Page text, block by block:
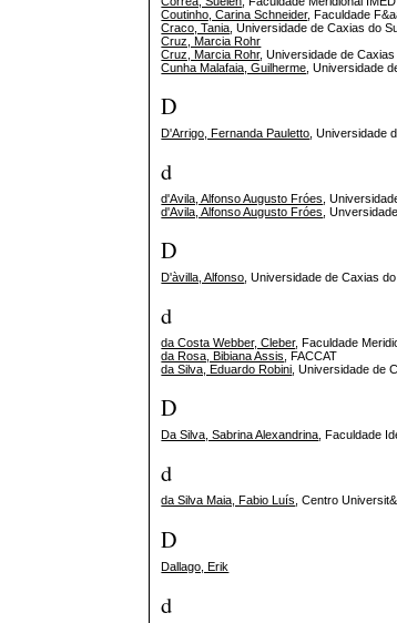
Coutinho, Carina Schneider, Faculdade
Craco, Tania , Universidade de Caxias do
Cruz, Marcia Rohr
Cruz, Marcia Rohr, Universidade de Caxias
Cunha Malafaia, Guilherme , Universidade
D
D'Arrigo, Fernanda Pauletto , Universidade
d
d'Avila, Alfonso Augusto Fróes ,
d'Avila, Alfonso Augusto Fróes ,
D
D'àvilla, Alfonso , Universidade de Caxias
d
da Costa Webber, Cleber, Faculdade
da Rosa, Bibiana Assis , FACCAT
da Silva, Eduardo Robini , Universidade de
D
Da Silva, Sabrina Alexandrina , Faculdade
d
da Silva Maia, Fabio Luís, Centro
D
Dallago, Erik
d